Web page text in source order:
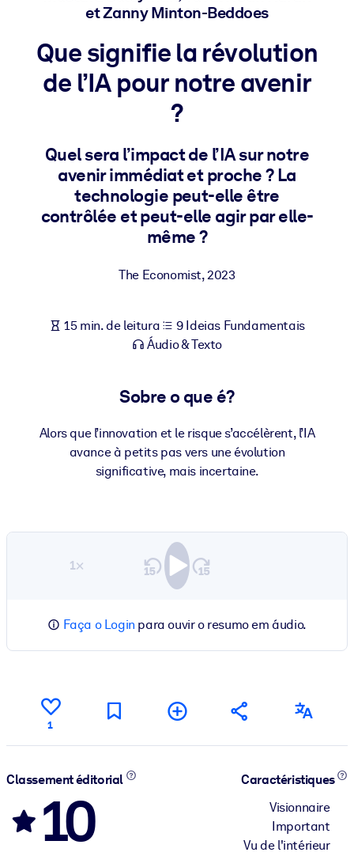
POR SISTEMA
Para LMS/LXP
Leve conhecimento verificado e conciso para seu LMS/LXP para
resultados de aprendizagem mais sólidos.
Para bibliotecas corporativas
Enriqueça sua biblioteca corporativa com conhecimento de
negócios confiável e pronto para uso.
Para sistemas de IA
Alimente seus sistemas de IA com conhecimento confiável e
et Zanny Minton-Beddoes
Que signifie la révolution
de l’IA pour notre avenir
?
Quel sera l’impact de l’IA sur notre
avenir immédiat et proche ? La
technologie peut-elle être
contrôlée et peut-elle agir par elle-
même ?
The Economist,2023
15 min. de leitura
9 Ideias Fundamentais
Áudio & Texto
Sobre o que é?
Alors que l’innovation et le risque s’accélèrent, l’IA
avance à petits pas vers une évolution
significative, mais incertaine.
1×
Faça o Login para ouvir o resumo em áudio.
1
Classement éditorial
10
Caractéristiques
Visionnaire
Important
Vu de l'intérieur